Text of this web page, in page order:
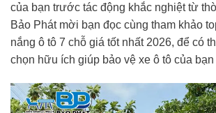
của bạn trước tác động khắc nghiệt từ
Bảo Phát mời bạn đọc cùng tham khảo
nắng ô tô 7 chỗ giá tốt nhất 2026, để có
chọn hữu ích giúp bảo vệ xe ô tô của bạn